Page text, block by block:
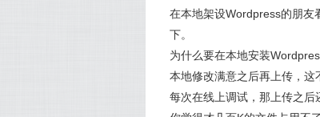
在本地架设Wordpress的朋友
下。
为什么要在本地安装
本地修改满意之后再上传，
每次在线上调试，那上传之